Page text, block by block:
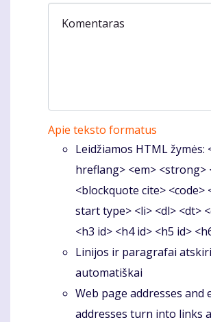
Komentaras
Apie teksto formatus
Leidžiamos HTML žymės:
hreflang> <em> <strong>
<blockquote cite> <code>
start type> <li> <dl> <dt>
<h3 id> <h4 id> <h5 id>
Linijos ir paragrafai
automatiškai
Web page addresses and
addresses turn into links